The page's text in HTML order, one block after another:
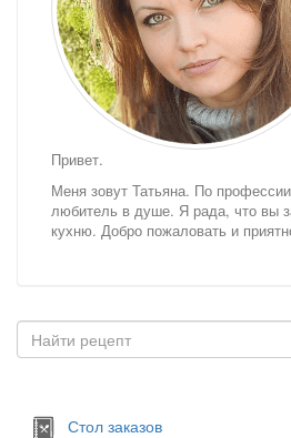
Привет.
Меня зовут Татьяна. По
любитель в душе. Я рада, что вы
кухню. Добро пожаловать и
Стол заказов